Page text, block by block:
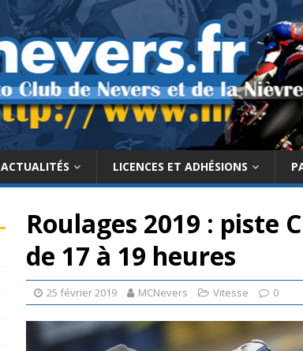
ACTUALITÉS LICENCES ET ADHÉSIONS
Roulages 2019 : piste
de 17 à 19 heures
25 février 2019 MCNevers Vitesse 0